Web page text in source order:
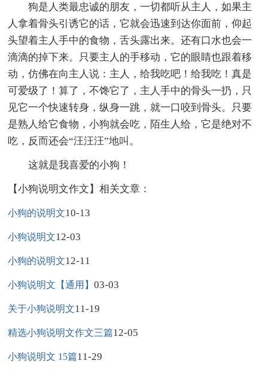
狗是人类最忠诚的朋友，一切都听从主人，如果主
人拿着骨头引诱它的话，它就会迅速到达你面前，仰起
头望着主人手中的食物，舌头露出来。还有口水也会一
滴滴的掉下来。只要主人的手移动，它的眼睛也跟着移
动，仿佛在向主人说：主人，给我吃吧！给我吃！真是
可爱级了！算了，不馋它了，主人手中的骨头一扔，只
见它一个快速转身，纵身一跳，就一口咬到骨头。只要
是熟人给它食物，小狗就会吃，陌生人给，它是绝对不
吃，反而还会“汪汪汪”地叫。
这就是我喜爱的小狗！
【小狗说明文作文】相关文章：
小狗的说明文10-13
小狗说明文12-03
小狗的说明文12-11
小狗说明文【通用】03-03
关于小狗说明文11-19
精选小狗说明文作文三篇12-05
小狗说明文 15篇11-29